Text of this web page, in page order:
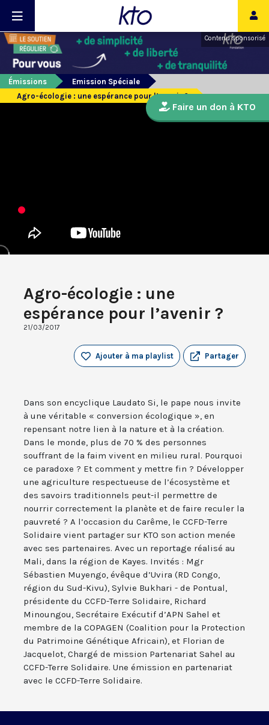
Contenu sponsorisé
Émissions
Emission Spéciale
Agro-écologie : une espérance pour l’avenir ?
Agro-écologie : une
espérance pour l’avenir ?
21/03/2017
Partager
Ajouter à ma playlist
Dans son encyclique Laudato Si, le pape nous invite
à une véritable « conversion écologique », en
repensant notre lien à la nature et à la création.
Dans le monde, plus de 70 % des personnes
souffrant de la faim vivent en milieu rural. Pourquoi
ce paradoxe ? Et comment y mettre fin ? Développer
une agriculture respectueuse de l’écosystème et
des savoirs traditionnels peut-il permettre de
nourrir correctement la planète et de faire reculer la
pauvreté ? A l’occasion du Carême, le CCFD-Terre
Solidaire vient partager sur KTO son action menée
avec ses partenaires. Avec un reportage réalisé au
Mali, dans la région de Kayes. Invités : Mgr
Sébastien Muyengo, évêque d’Uvira (RD Congo,
région du Sud-Kivu), Sylvie Bukhari - de Pontual,
présidente du CCFD-Terre Solidaire, Richard
Minoungou, Secrétaire Exécutif d’APN Sahel et
membre de la COPAGEN (Coalition pour la Protection
du Patrimoine Génétique Africain), et Florian de
Jacquelot, Chargé de mission Partenariat Sahel au
CCFD-Terre Solidaire. Une émission en partenariat
avec le CCFD-Terre Solidaire.
Faire un don à KTO